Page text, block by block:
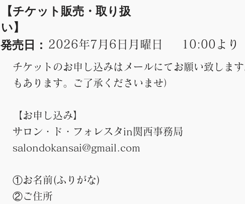
​【チケット販売・取り扱
い】
2026年7月6日月曜日
発売日： 10:00より
チケットのお申し込みはメールにてお願い致しま
もあります。ご了承くださいませ）
【お申し込み】
サロン・ド・フォレスタin関西事務局
salondokansai@gmail.com
①お名前(ふりがな)
②ご住所